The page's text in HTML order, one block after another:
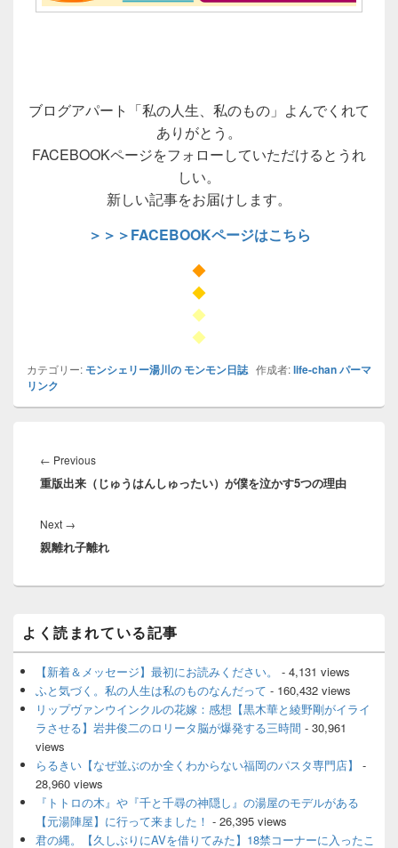
ブログアパート「私の人生、私のもの」よんでくれて
ありがとう。
FACEBOOKページをフォローしていただけるとうれ
しい。
新しい記事をお届けします。
＞＞＞FACEBOOKページはこちら
◆
◆
◆
◆
カテゴリー: モンシェリー湯川の モンモン日誌 作成者:life-chanパーマ
リンク
稿
ナ
ゲ
ー
シ
← PreviousPrevious
post:
重版出来（じゅうはんしゅったい）が僕を泣かす5つの理由
Next →
post:
親離れ子離れ
ン
サ
イ
バ
ィ
ェ
よく読まれている記事
【新着＆メッセージ】最初にお読みください。
- 4,131 views
ふと気づく。私の人生は私のものなんだって - 160,432 views
リップヴァンウインクルの花嫁：感想【黒木華と綾野剛がイライ
ラさせる】岩井俊二のロリータ脳が爆発する三時間 - 30,961
views
らるきい【なぜ並ぶのか全くわからない福岡のパスタ専門店】
-
28,960 views
『トトロの木』や『千と千尋の神隠し』の湯屋のモデルがある
【元湯陣屋】に行って来ました！ - 26,395 views
君の縄。【久しぶりにAVを借りてみた】18禁コーナーに入ったこ